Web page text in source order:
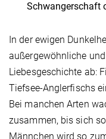
Schwangerschaft
In der ewigen
außergewöhnliche
Liebesgeschichte ab:
Tiefsee-Anglerfischs
Bei manchen Arten
zusammen, bis sich
Männchen wird so